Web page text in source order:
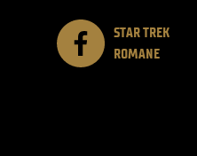
STAR TREK
ROMANE